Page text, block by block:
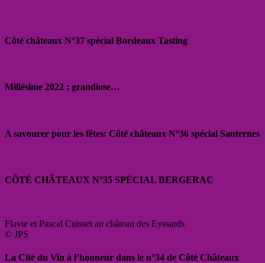
Côté châteaux N°37 spécial Bordeaux Tasting
Millésime 2022 : grandiose…
A savourer pour les fêtes: Côté châteaux N°36 spécial Sauternes
CÔTÉ CHÂTEAUX N°35 SPÉCIAL BERGERAC
Flavie et Pascal Cuisset au château des Eyssards
© JPS
La Cité du Vin à l’honneur dans le n°34 de Côté Châteaux